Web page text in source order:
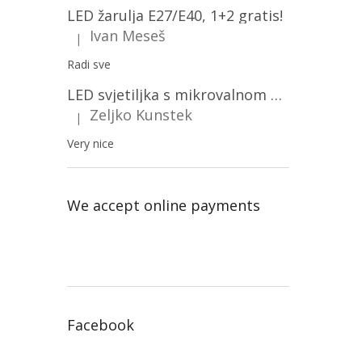
LED žarulja E27/E40, 1+2 gratis!
The product rating is 5 out of 5 stars.
| Ivan Meseš
Radi sve
LED svjetiljka s mikrovalnom pećnicom i svjetlosnim senzorom 36W, 3820lm, okrugla, bijeli okvir/2-PACK!
The product rating is 5 out of 5 stars.
| Zeljko Kunstek
Very nice
We accept online payments
Facebook